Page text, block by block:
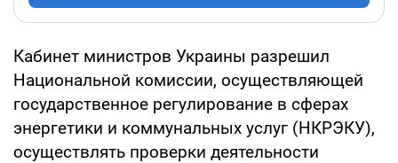
Кабинет министров Украины разрешил
Национальной комиссии, осуществляющей
государственное регулирование в сферах
энергетики и коммунальных услуг (НКРЭКУ),
осуществлять проверки деятельности